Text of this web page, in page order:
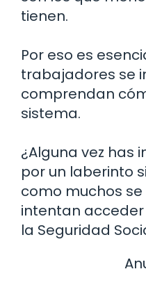
tienen.
Por eso es
trabajadores se
comprendan
sistema.
¿Alguna vez has
por un laberinto
como muchos
intentan
la Seguridad